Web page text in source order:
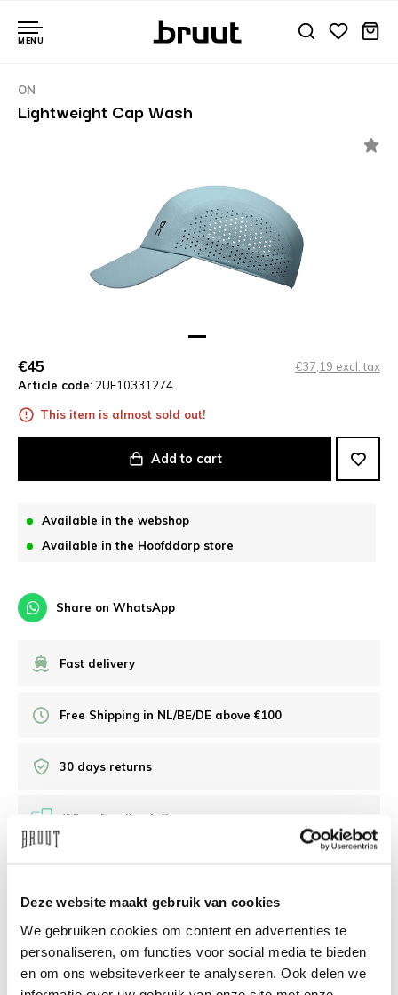
Deze website maakt gebruik van cookies
We gebruiken cookies om content en advertenties te
personaliseren, om functies voor social media te bieden
en om ons websiteverkeer te analyseren. Ook delen we
MENU
ON
Lightweight Cap Wash
€45
€37,19 excl. tax
Article code: 2UF10331274
This item is almost sold out!
Add to cart
Available in the webshop
Available in the Hoofddorp store
Share on WhatsApp
Fast delivery
Free Shipping in NL/BE/DE above €100
30 days returns
/10 on Feedback Company
info@bruut.nl Whatsapp
About this product